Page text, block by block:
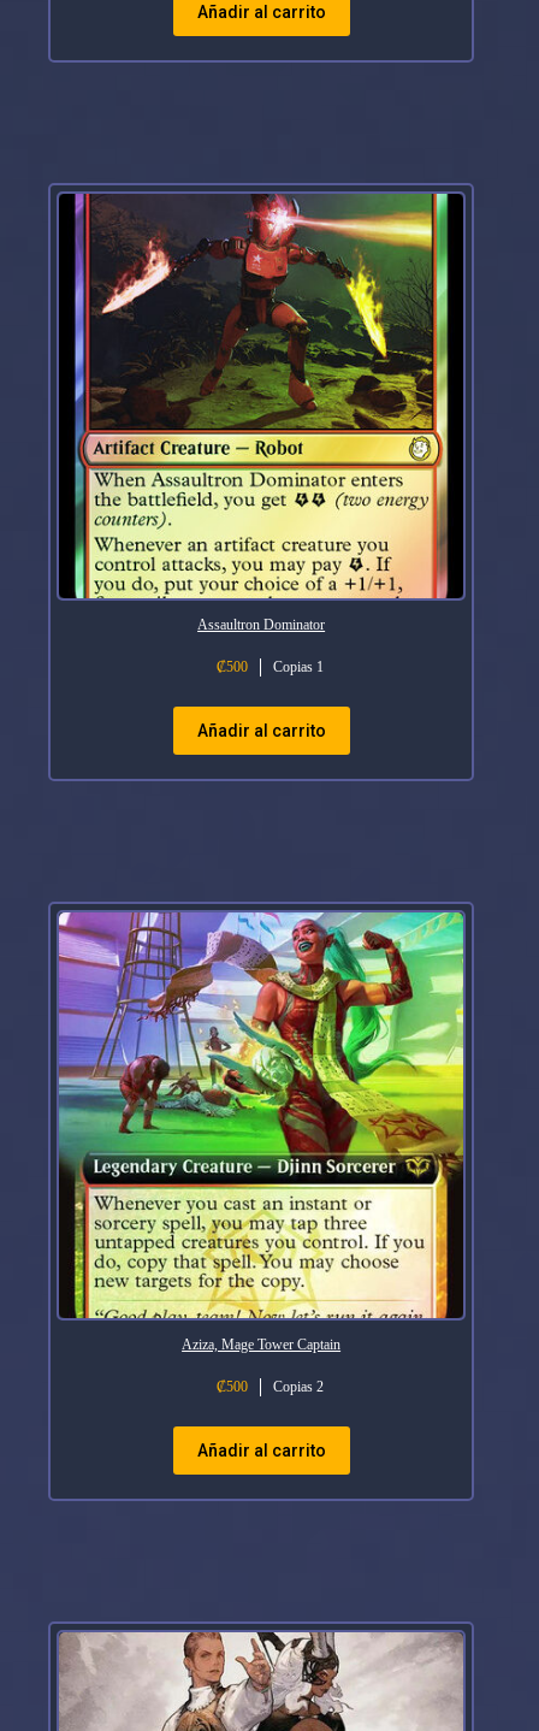
Añadir al carrito
Assaultron Dominator
₡500 Copias 1
Añadir al carrito
Aziza, Mage Tower Captain
₡500 Copias 2
Añadir al carrito